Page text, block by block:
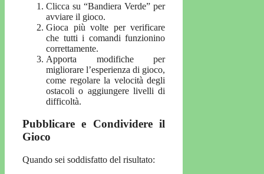
Clicca su “Bandiera Verde” per
avviare il gioco.
Gioca più volte per verificare
che tutti i comandi funzionino
correttamente.
Apporta modifiche per
migliorare l’esperienza di gioco,
come regolare la velocità degli
ostacoli o aggiungere livelli di
difficoltà.
Pubblicare e Condividere il
Gioco
Quando sei soddisfatto del risultato: